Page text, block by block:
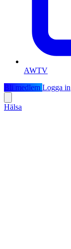
AWTV
Bli medlem Logga in
Hälsa